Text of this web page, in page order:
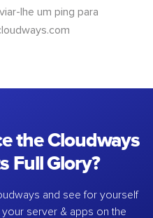
lhe um ping para
the Cloudways
Full Glory?
and see for yourself
server & apps on the